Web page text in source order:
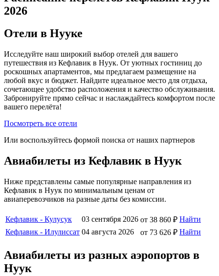
2026
Отели в Нууке
Исследуйте наш широкий выбор отелей для вашего
путешествия из Кефлавик в Нуук. От уютных гостиниц до
роскошных апартаментов, мы предлагаем размещение на
любой вкус и бюджет. Найдите идеальное место для отдыха,
сочетающее удобство расположения и качество обслуживания.
Забронируйте прямо сейчас и наслаждайтесь комфортом после
вашего перелёта!
Посмотреть все отели
Или воспользуйтесь формой поиска от наших партнеров
Авиабилеты из Кефлавик в Нуук
Ниже представлены самые популярные направления из
Кефлавик в Нуук по минимальным ценам от
авиаперевозчиков на разные даты без комиссии.
Кефлавик - Кулусук 03 сентября 2026 от 38 860 ₽ Найти
Кефлавик - Илулиссат 04 августа 2026 от 73 626 ₽ Найти
Авиабилеты из разных аэропортов в
Нуук